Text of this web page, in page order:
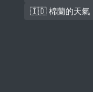
🇮🇩 棉蘭的天氣